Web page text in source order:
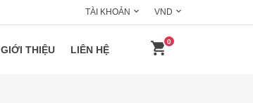
TÀI KHOẢN VND
GIỚI THIỆU LIÊN HỆ
0